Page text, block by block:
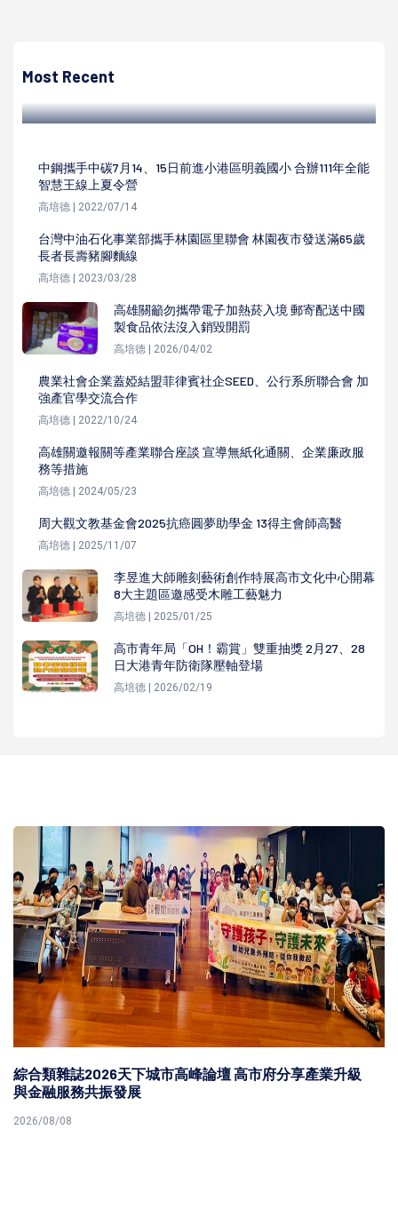
Most Recent
國際淨零趨勢
中鋼攜手中碳7月14、15日前進小港區明義國小 合辦111年全能
智慧王線上夏令營
高培德 | 2022/07/14
台灣中油石化事業部攜手林園區里聯會 林園夜市發送滿65歲
長者長壽豬腳麵線
高培德 | 2023/03/28
高雄關籲勿攜帶電子加熱菸入境 郵寄配送中國
製食品依法沒入銷毀開罰
高培德 | 2026/04/02
農業社會企業蓋婭結盟菲律賓社企SEED、公行系所聯合會 加
強產官學交流合作
高培德 | 2022/10/24
高雄關邀報關等產業聯合座談 宣導無紙化通關、企業廉政服
務等措施
高培德 | 2024/05/23
周大觀文教基金會2025抗癌圓夢助學金 13得主會師高醫
高培德 | 2025/11/07
李昱進大師雕刻藝術創作特展高市文化中心開幕
8大主題區邀感受木雕工藝魅力
高培德 | 2025/01/25
高市青年局「OH！霸賞」雙重抽獎 2月27、28
日大港青年防衛隊壓軸登場
高培德 | 2026/02/19
綜合類雜誌2026天下城市高峰論壇 高市府分享產業升級
與金融服務共振發展
2026/08/08